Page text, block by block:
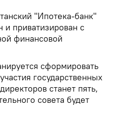
"Ипотека-банк"
и приватизирован с
финансовой
сформировать
государственных
станет пять,
совета будет